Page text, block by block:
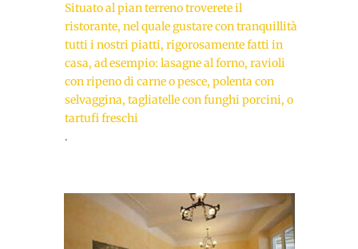
Situato al pian terreno troverete il
ristorante, nel quale gustare con tranquillità
tutti i nostri piatti, rigorosamente fatti in
casa, ad esempio: lasagne al forno, ravioli
con ripeno di carne o pesce, polenta con
selvaggina, tagliatelle con funghi porcini, o
tartufi freschi
.